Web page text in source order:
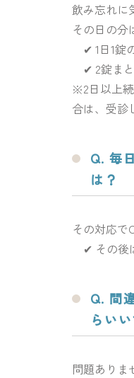
飲み忘れに
その日の分
✔ 1日1錠
✔ 2錠ま
※2日以上
合は、受診
Q. 毎
は？
その対応で
✔ その後
Q. 間
らい
問題ありま